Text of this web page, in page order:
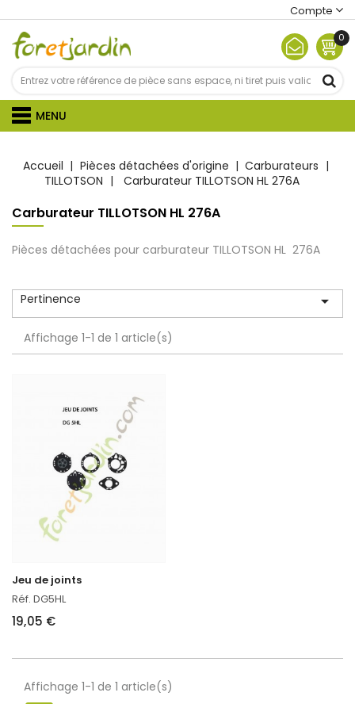
Compte
0
MENU
Accueil Pièces détachées d'origine
Carburateurs
TILLOTSON
Carburateur TILLOTSON HL 276A
Carburateur TILLOTSON HL 276A
Pièces détachées pour carburateur TILLOTSON HL 276A
Pertinence 
Affichage 1-1 de 1 article(s)
Jeu de joints
Réf. DG5HL
19,05 €
Affichage 1-1 de 1 article(s)